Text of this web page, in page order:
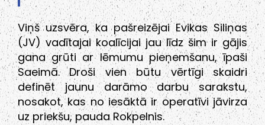
Viņš uzsvēra, ka pašreizējai Evikas Siliņas
(JV) vadītajai koalīcijai jau līdz šim ir gājis
gana grūti ar lēmumu pieņemšanu, īpaši
Saeimā. Droši vien būtu vērtīgi skaidri
definēt jaunu darāmo darbu sarakstu,
nosakot, kas no iesāktā ir operatīvi jāvirza
uz priekšu, pauda Rokpelnis.